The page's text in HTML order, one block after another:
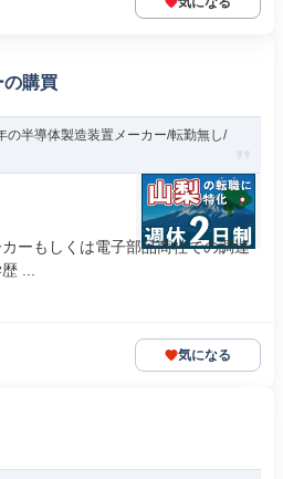
の購買
半導体製造装置メーカー/転勤無し/
ーもしくは電子部品商社での調達
...
気になる